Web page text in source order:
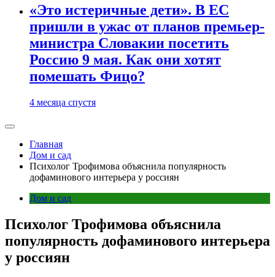
«Это истеричные дети». В ЕС
пришли в ужас от планов премьер-
министра Словакии посетить
Россию 9 мая. Как они хотят
помешать Фицо?
4 месяца спустя
Главная
Дом и сад
Психолог Трофимова объяснила популярность
дофаминового интерьера у россиян
Дом и сад
Психолог Трофимова объяснила
популярность дофаминового интерьера
у россиян